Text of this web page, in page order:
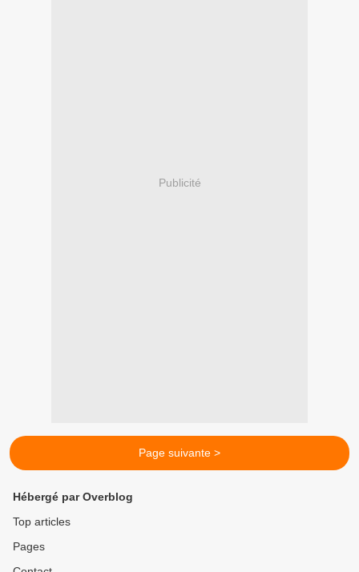
Publicité
Page suivante >
Hébergé par Overblog
Top articles
Pages